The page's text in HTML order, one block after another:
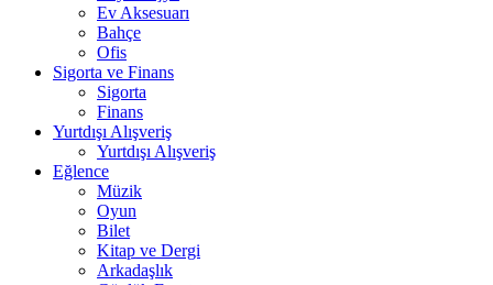
Ev Aksesuarı
Bahçe
Ofis
Sigorta ve Finans
Sigorta
Finans
Yurtdışı Alışveriş
Yurtdışı Alışveriş
Eğlence
Müzik
Oyun
Bilet
Kitap ve Dergi
Arkadaşlık